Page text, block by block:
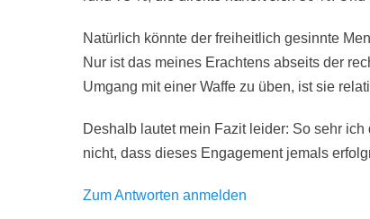
Natürlich könnte der freiheitlich gesinnte
Nur ist das meines Erachtens abseits der
Umgang mit einer Waffe zu üben, ist sie
Deshalb lautet mein Fazit leider: So sehr
nicht, dass dieses Engagement jemals
Zum Antworten anmelden